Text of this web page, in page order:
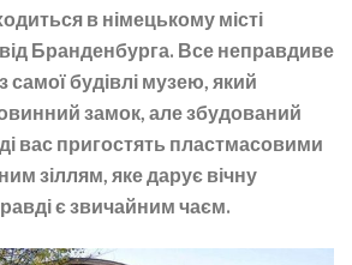
в німецькому місті
Бранденбурга. Все неправдиве
самої будівлі музею, який
замок, але збудований
вас пригостять пластмасовими
зіллям, яке дарує вічну
є звичайним чаєм.